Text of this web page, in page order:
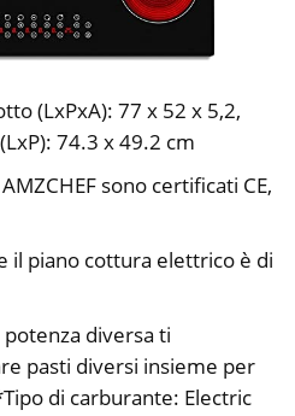
(LxPxA): 77 x 52 x 5,2,
74.3 x 49.2 cm
sono certificati CE,
il piano cottura elettrico è di
diversa ti
pasti diversi insieme per
di carburante: Electric